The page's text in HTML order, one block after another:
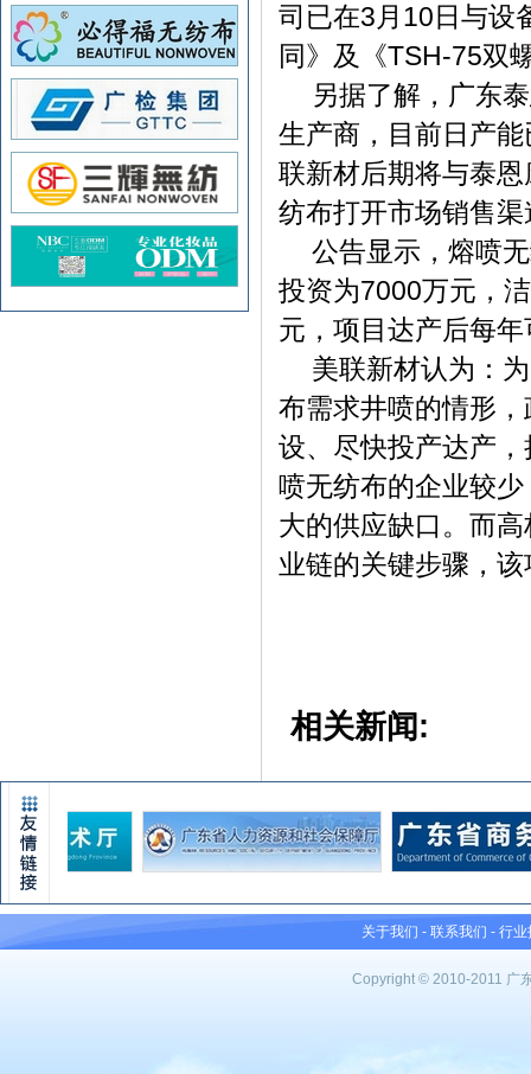
司已在3 月 10 日与设
同》及《TSH-75双
另据了解，广东
生产商，目前日产
联新材后期将与泰
纺布打开市场销售渠
公告显示，熔喷
投资为7000万元，
元，项目达产后每
美联新材认为：
布需求井喷的情形
设、尽快投产达产
喷无纺布的企业较
大的供应缺口。而
业链的关键步骤，
相关新闻:
关于我们 - 联系我们 - 行业
Copyright © 2010-2011 广